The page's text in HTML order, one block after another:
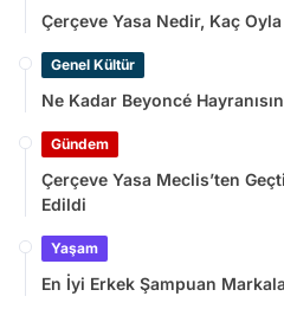
Çerçeve Yasa Nedir, Kaç
Genel Kültür
Ne Kadar Beyoncé
Gündem
Çerçeve Yasa Meclis’ten
Edildi
Yaşam
En İyi Erkek Şampuan